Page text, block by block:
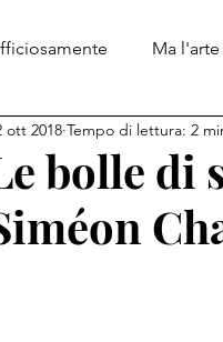
Ma l'arte
Contemporanea
bolle di
ott 2018 Tempo di lettura: 2